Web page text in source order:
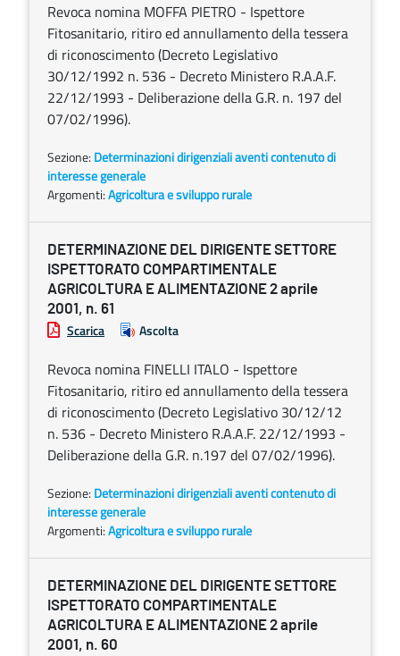
Revoca nomina MOFFA PIETRO - Ispettore
Fitosanitario, ritiro ed annullamento della tessera
di riconoscimento (Decreto Legislativo
30/12/1992 n. 536 - Decreto Ministero R.A.A.F.
22/12/1993 - Deliberazione della G.R. n. 197 del
07/02/1996).
Sezione: Determinazioni dirigenziali aventi contenuto di
interesse generale
Argomenti:Agricoltura e sviluppo rurale
DETERMINAZIONE DEL DIRIGENTE SETTORE
ISPETTORATO COMPARTIMENTALE
AGRICOLTURA E ALIMENTAZIONE 2 aprile
2001, n. 61
Scarica Ascolta
Revoca nomina FINELLI ITALO - Ispettore
Fitosanitario, ritiro ed annullamento della tessera
di riconoscimento (Decreto Legislativo 30/12/12
n. 536 - Decreto Ministero R.A.A.F. 22/12/1993 -
Deliberazione della G.R. n.197 del 07/02/1996).
Sezione: Determinazioni dirigenziali aventi contenuto di
interesse generale
Argomenti:Agricoltura e sviluppo rurale
DETERMINAZIONE DEL DIRIGENTE SETTORE
ISPETTORATO COMPARTIMENTALE
AGRICOLTURA E ALIMENTAZIONE 2 aprile
2001, n. 60